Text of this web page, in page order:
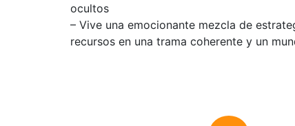
ocultos
– Vive una emocionante mezcla de
recursos en una trama coherente y un